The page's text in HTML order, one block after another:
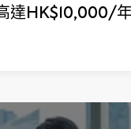
達HK$10,000/